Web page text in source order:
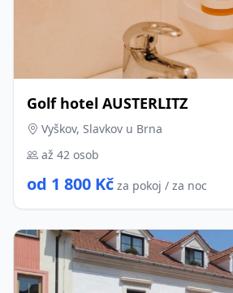
Golf hotel AUSTERLITZ
Vyškov, Slavkov u Brna
až 42 osob
od 1 800 Kč za pokoj / za noc